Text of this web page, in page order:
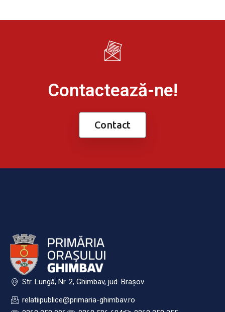
Contactează-ne!
Contact
Str. Lungă, Nr. 2, Ghimbav, jud. Brașov
relatiipublice@primaria-ghimbav.ro